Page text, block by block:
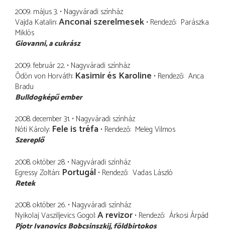
2009. május 3. Nagyváradi színház
Vajda Katalin Anconai szerelmesek Rendező Parászka
Miklós
Giovanni a cukrász
2009. február 22. Nagyváradi színház
Ödön von Horváth Kasimir és Karoline Rendező Anca
Bradu
Bulldogképű ember
2008. december 31. Nagyváradi színház
Nóti Károly Fele is tréfa Rendező Meleg Vilmos
Szereplő
2008. október 28. Nagyváradi színház
Egressy Zoltán Portugál Rendező Vadas László
Retek
2008. október 26. Nagyváradi színház
Nyikolaj Vasziljevics Gogol A revizor Rendező Árkosi Árpád
Pjotr Ivanovics Bobcsinszkij földbirtokos